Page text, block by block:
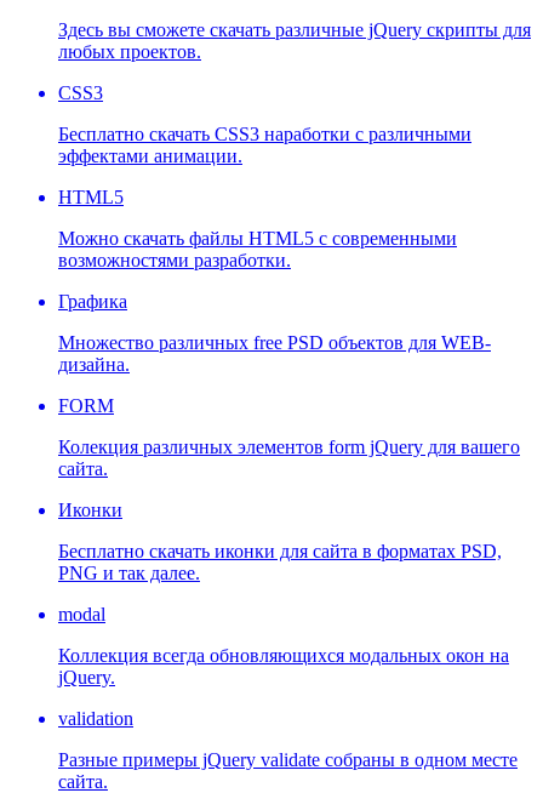
Здесь вы сможете скачать различные jQuery скрипты для
любых проектов.
CSS3
Бесплатно скачать CSS3 наработки с различными
эффектами анимации.
HTML5
Можно скачать файлы HTML5 с современными
возможностями разработки.
Графика
Множество различных free PSD объектов для WEB-
дизайна.
FORM
Колекция различных элементов form jQuery для вашего
сайта.
Иконки
Бесплатно скачать иконки для сайта в форматах PSD,
PNG и так далее.
modal
Коллекция всегда обновляющихся модальных окон на
jQuery.
validation
Разные примеры jQuery validate собраны в одном месте
сайта.